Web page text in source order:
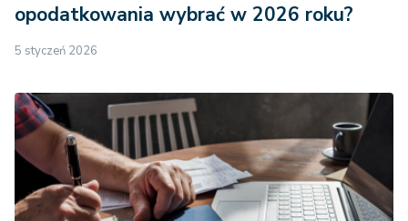
opodatkowania wybrać w 2026 roku?
5 styczeń 2026